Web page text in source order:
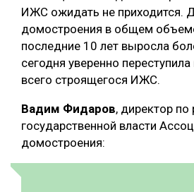
ИЖС ожидать не приходится.
домостроения в общем
последние 10 лет выросла
сегодня уверенно
всего строящегося ИЖС.
Вадим Фидаров, директор по
государственной власти
домостроения: